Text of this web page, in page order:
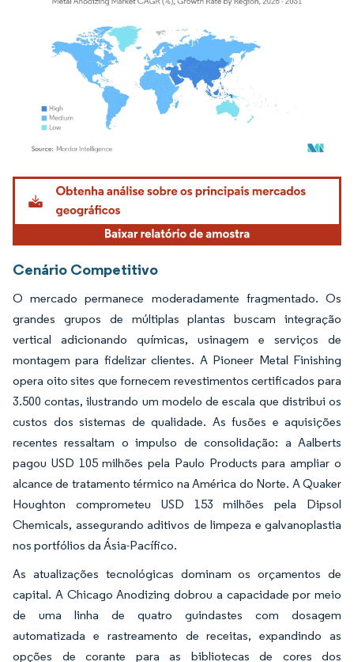
Imagem © Mordor Intelligence. O reuso requer atribuição conforme CC BY 4.0.
Cenário Competitivo
O mercado permanece moderadamente fragmentado. Os
grandes grupos de múltiplas plantas buscam integração
vertical adicionando químicas, usinagem e serviços de
montagem para fidelizar clientes. A Pioneer Metal Finishing
opera oito sites que fornecem revestimentos certificados para
3.500 contas, ilustrando um modelo de escala que distribui os
custos dos sistemas de qualidade. As fusões e aquisições
recentes ressaltam o impulso de consolidação: a Aalberts
pagou USD 105 milhões pela Paulo Products para ampliar o
alcance de tratamento térmico na América do Norte. A Quaker
Houghton comprometeu USD 153 milhões pela Dipsol
Chemicals, assegurando aditivos de limpeza e galvanoplastia
nos portfólios da Ásia-Pacífico.
As atualizações tecnológicas dominam os orçamentos de
capital. A Chicago Anodizing dobrou a capacidade por meio
de uma linha de quatro guindastes com dosagem
automatizada e rastreamento de receitas, expandindo as
opções de corante para as bibliotecas de cores dos